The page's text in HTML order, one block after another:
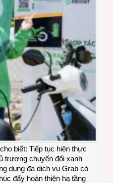
biết: Tiếp tục hiện thực
trương chuyển đổi xanh
dụng đa dịch vụ Grab có
đẩy hoàn thiện hạ tầng